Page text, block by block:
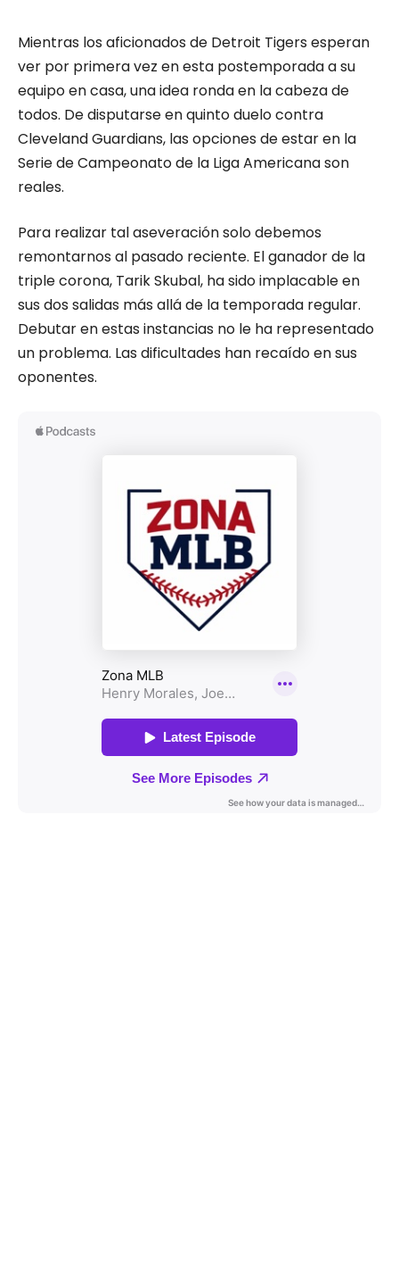
Mientras los aficionados de Detroit Tigers esperan
ver por primera vez en esta postemporada a su
equipo en casa, una idea ronda en la cabeza de
todos. De disputarse en quinto duelo contra
Cleveland Guardians, las opciones de estar en la
Serie de Campeonato de la Liga Americana son
reales.
Para realizar tal aseveración solo debemos
remontarnos al pasado reciente. El ganador de la
triple corona, Tarik Skubal, ha sido implacable en
sus dos salidas más allá de la temporada regular.
Debutar en estas instancias no le ha representado
un problema. Las dificultades han recaído en sus
oponentes.